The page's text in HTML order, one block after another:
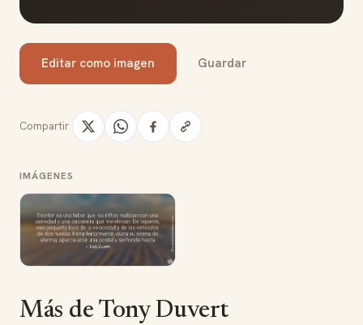
Editar como imagen Guardar
Compartir
IMÁGENES
Más de Tony Duvert